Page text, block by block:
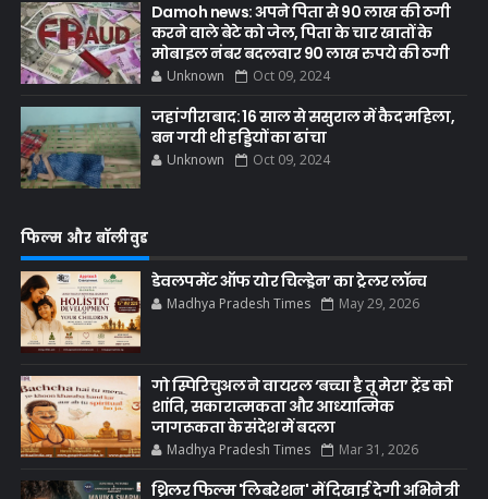
Damoh news: अपने पिता से 90 लाख की ठगी
करने वाले बेटे को जेल, पिता के चार खातों के
मोबाइल नंबर बदलवार 90 लाख रुपये की ठगी
Unknown Oct 09, 2024
जहांगीराबाद: 16 साल से ससुराल में कैद महिला,
बन गयी थी हड्डियों का ढांचा
Unknown Oct 09, 2024
फिल्म और बॉलीवुड
डेवलपमेंट ऑफ योर चिल्ड्रेन’ का ट्रेलर लॉन्च
Madhya Pradesh Times May 29, 2026
गो स्पिरिचुअल ने वायरल ‘बच्चा है तू मेरा’ ट्रेंड को
शांति, सकारात्मकता और आध्यात्मिक
जागरूकता के संदेश में बदला
Madhya Pradesh Times Mar 31, 2026
थ्रिलर फिल्म 'लिबरेशन' में दिखाई देगी अभिनेत्री